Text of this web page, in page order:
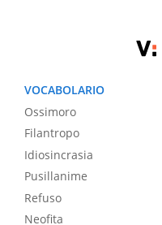
VOCABOLARIO
Ossimoro
Filantropo
Idiosincrasia
Pusillanime
Refuso
Neofita